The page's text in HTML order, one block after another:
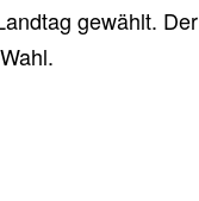
gewählt. Der